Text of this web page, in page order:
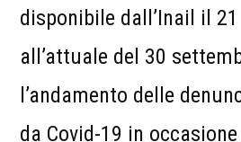
disponibile dall’Inail il
all’attuale del 30
l’andamento delle
da Covid-19 in